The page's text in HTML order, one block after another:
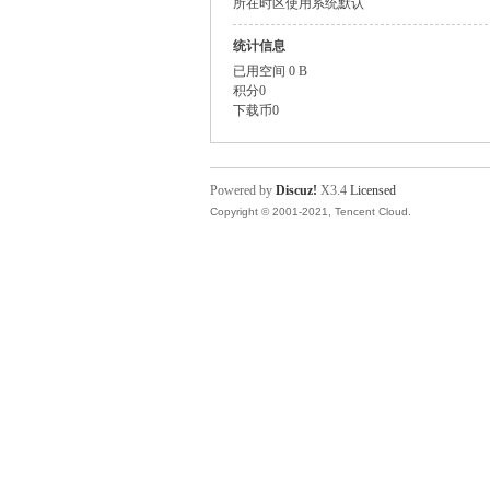
所在时区使用系统默认
统计信息
已用空间 0 B
积分0
下载币0
Powered by Discuz! X3.4 Licensed
Copyright © 2001-2021, Tencent Cloud.